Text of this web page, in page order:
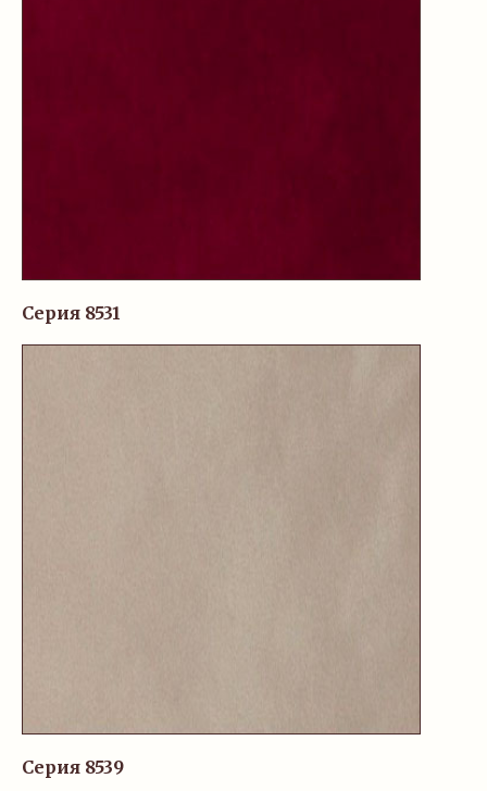
Серия 8531
Серия 8539